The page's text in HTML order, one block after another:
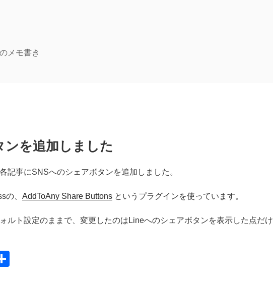
メモ書き
ンを追加しました
記事にSNSへのシェアボタンを追加しました。
の、 AddToAny Share Buttons というプラグインを使っています。
ルト設定のままで、変更したのはLineへのシェアボタンを表示した点だけ